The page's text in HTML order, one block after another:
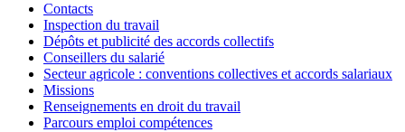
Contacts
Inspection du travail
Dépôts et publicité des accords collectifs
Conseillers du salarié
Secteur agricole : conventions collectives et accords salariaux
Missions
Renseignements en droit du travail
Parcours emploi compétences